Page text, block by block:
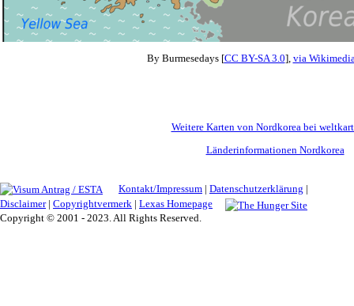
By Burmesedays [CC BY-SA 3.0], via
Weitere Karten von Nordkorea bei
Länderinformationen Nordkorea
Kontakt/Impressum | Datenschutzerklärung |
Disclaimer| Copyrightvermerk | Lexas Homepage
Copyright © 2001 - 2023. All Rights Reserved.